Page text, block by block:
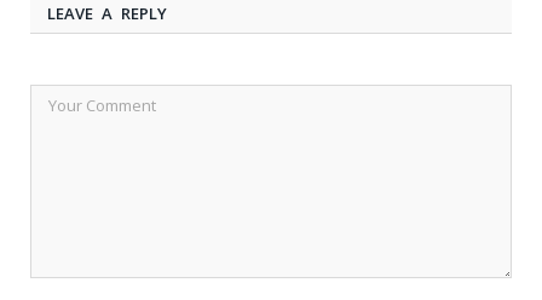
LEAVE A REPLY